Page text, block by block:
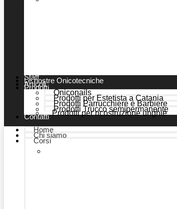
Staff
Le nostre Onicotecniche
Articoli
Prodotti
Oniconails
Prodotti per Estetista a Catania
Prodotti Parrucchiere e Barbiere
Prodotti Trucco semipermanente
Prodotti per ricostruzione unghie
Contatti
Home
Chi siamo
Corsi